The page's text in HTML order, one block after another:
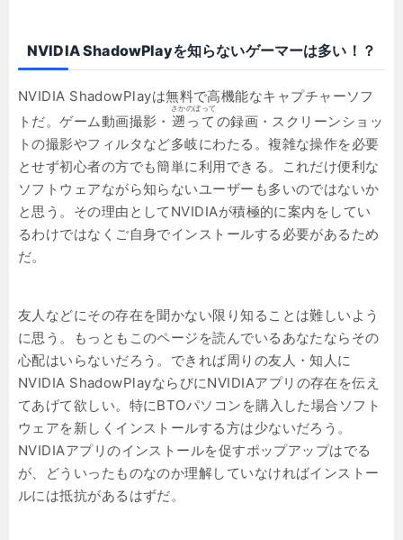
NVIDIA ShadowPlayを知らないゲーマーは多い！？
NVIDIA ShadowPlayは無料で高機能なキャプチャーソフ
トだ。ゲーム動画撮影・ 遡って
さかのぼって
の録画・スクリーンショッ
トの撮影やフィルタなど多岐にわたる。複雑な操作を必要
とせず初心者の方でも簡単に利用できる。これだけ便利な
ソフトウェアながら知らないユーザーも多いのではないか
と思う。その理由としてNVIDIAが積極的に案内をしてい
るわけではなくご自身でインストールする必要があるため
だ。
友人などにその存在を聞かない限り知ることは難しいよう
に思う。もっともこのページを読んでいるあなたならその
心配はいらないだろう。できれば周りの友人・知人に
NVIDIA ShadowPlayならびにNVIDIAアプリの存在を伝え
てあげて欲しい。特にBTOパソコンを購入した場合ソフト
ウェアを新しくインストールする方は少ないだろう。
NVIDIAアプリのインストールを促すポップアップはでる
が、どういったものなのか理解していなければインストー
ルには抵抗があるはずだ。